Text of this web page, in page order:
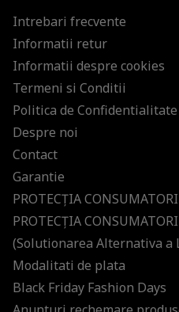
Intrebari frecvente
Informatii retur
Informatii despre cookies
Termeni si Conditii
Politica de Confidentialitate
Despre noi
Contact
Garantie
PROTECŢIA
PROTECŢIA
(Solutionarea Alternativa
Modalitati de plata
Black Friday Fashion Days